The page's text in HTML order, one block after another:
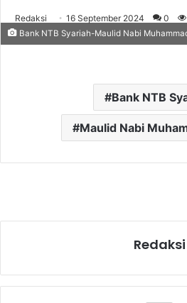
Redaksi 16 September 2024 0
Bank NTB Syariah-Maulid Nabi
Bank NTB
Maulid Nabi
Redaksi